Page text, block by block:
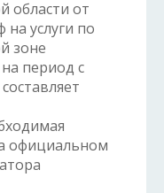
области от
на услуги по
зоне
период с
официальном